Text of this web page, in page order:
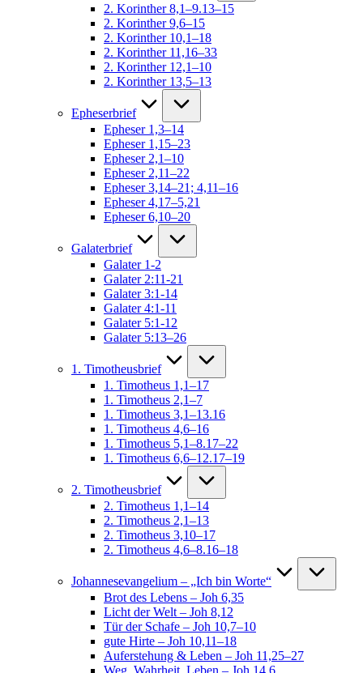
2. Korinther 8,1–9.13–15
2. Korinther 9,6–15
2. Korinther 10,1–18
2. Korinther 11,16–33
2. Korinther 12,1–10
2. Korinther 13,5–13
Epheserbrief
Epheser 1,3–14
Epheser 1,15–23
Epheser 2,1–10
Epheser 2,11–22
Epheser 3,14–21; 4,11–16
Epheser 4,17–5,21
Epheser 6,10–20
Galaterbrief
Galater 1-2
Galater 2:11-21
Galater 3:1-14
Galater 4:1-11
Galater 5:1-12
Galater 5:13–26
1. Timotheusbrief
1. Timotheus 1,1–17
1. Timotheus 2,1–7
1. Timotheus 3,1–13.16
1. Timotheus 4,6–16
1. Timotheus 5,1–8.17–22
1. Timotheus 6,6–12.17–19
2. Timotheusbrief
2. Timotheus 1,1–14
2. Timotheus 2,1–13
2. Timotheus 3,10–17
2. Timotheus 4,6–8.16–18
Johannesevangelium – „Ich bin Worte“
Brot des Lebens – Joh 6,35
Licht der Welt – Joh 8,12
Tür der Schafe – Joh 10,7–10
gute Hirte – Joh 10,11–18
Auferstehung & Leben – Joh 11,25–27
Weg, Wahrheit, Leben – Joh 14,6